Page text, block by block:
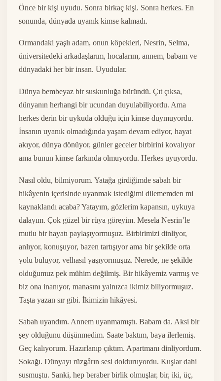
Önce bir kişi uyudu. Sonra birkaç kişi. Sonra herkes. En
sonunda, dünyada uyanık kimse kalmadı.
Ormandaki yaşlı adam, onun köpekleri, Nesrin, Selma,
üniversitedeki arkadaşlarım, hocalarım, annem, babam ve
dünyadaki her bir insan. Uyudular.
Dünya bembeyaz bir suskunluğa büründü. Çıt çıksa,
dünyanın herhangi bir ucundan duyulabiliyordu. Ama
herkes derin bir uykuda olduğu için kimse duymuyordu.
İnsanın uyanık olmadığında yaşam devam ediyor, hayat
akıyor, dünya dönüyor, günler geceler birbirini kovalıyor
ama bunun kimse farkında olmuyordu. Herkes uyuyordu.
Nasıl oldu, bilmiyorum. Yatağa girdiğimde sabah bir
hikâyenin içerisinde uyanmak istediğimi dilememden mi
kaynaklandı acaba? Yatayım, gözlerim kapansın, uykuya
dalayım. Çok güzel bir rüya göreyim. Mesela Nesrin’le
mutlu bir hayatı paylaşıyormuşuz. Birbirimizi dinliyor,
anlıyor, konuşuyor, bazen tartışıyor ama bir şekilde orta
yolu buluyor, velhasıl yaşıyormuşuz. Nerede, ne şekilde
olduğumuz pek mühim değilmiş. Bir hikâyemiz varmış ve
biz ona inanıyor, manasını yalnızca ikimiz biliyormuşuz.
Taşta yazan sır gibi. İkimizin hikâyesi.
Sabah uyandım. Annem uyanmamıştı. Babam da. Aksi bir
şey olduğunu düşünmedim. Saate baktım, baya ilerlemiş.
Geç kalıyorum. Hazırlanıp çıktım. Apartmanı dinliyordum.
Sokağı. Dünyayı rüzgârın sesi dolduruyordu. Kuşlar dahi
susmuştu. Sanki, hep beraber birlik olmuşlar, bir, iki, üç,